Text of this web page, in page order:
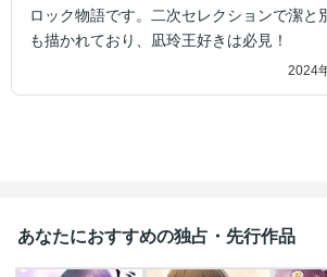
ロック物語です。二次セレクションで潔と
も描かれており、凪玲王好きは必見！
2024
あなたにおすすめの独占・先行作品